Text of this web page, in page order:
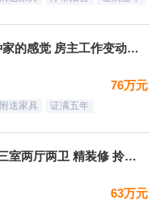
一看到它就有一种家的感觉 房主工作变动 忍痛割爱
76万元
附送家具 证满五年
德信公园 观景房 三室两厅两卫 精装修 拎包入住
63万元